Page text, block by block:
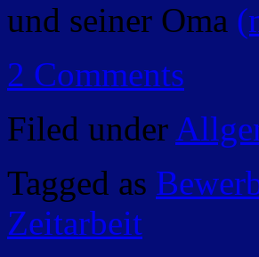
und seiner Oma
2 Comments
Filed under
Tagged as
Zeitarbeit